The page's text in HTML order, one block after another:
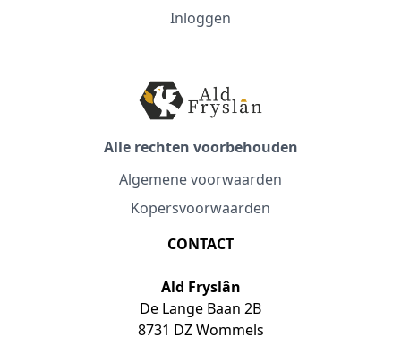
Inloggen
Alle rechten voorbehouden
Algemene voorwaarden
Kopersvoorwaarden
CONTACT
Ald Fryslân
De Lange Baan 2B
8731 DZ Wommels